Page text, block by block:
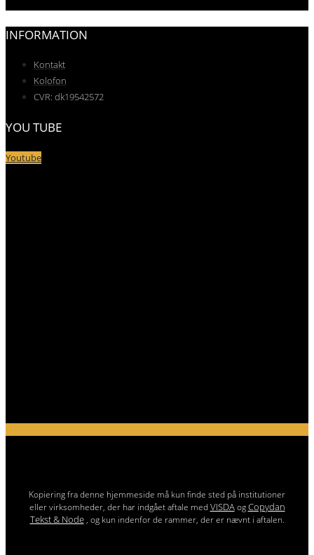
INFORMATION
Kontakt
Kolofon
CVR: dk19542572
YOU TUBE
Youtube
Kopiering fra denne hjemmeside må kun finde sted på institutioner
eller virksomheder, der har indgået aftale med VISDAogCopydan
Tekst & Node, og kun indenfor de rammer, der er nævnt i aftalen.